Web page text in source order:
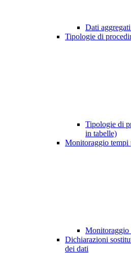
Dati
Tipologie di
Tipologie di
in tabelle)
Monitoraggio tempi
Monitoraggio
Dichiarazioni
dei dati